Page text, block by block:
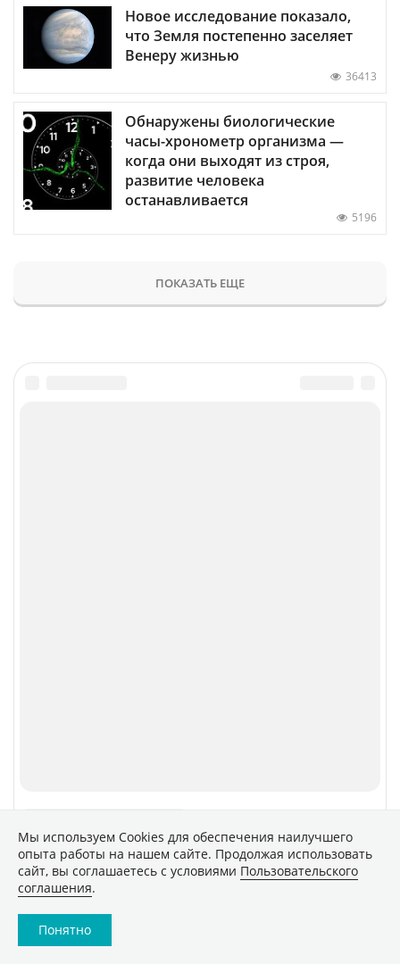
Новое исследование показало,
что Земля постепенно заселяет
Венеру жизнью
36413
Обнаружены биологические
часы-хронометр организма —
когда они выходят из строя,
развитие человека
останавливается
5196
ПОКАЗАТЬ ЕЩЕ
Мы используем Сookies для обеспечения наилучшего
опыта работы на нашем сайте. Продолжая использовать
сайт, вы соглашаетесь с условиями Пользовательского
соглашения.
Понятно